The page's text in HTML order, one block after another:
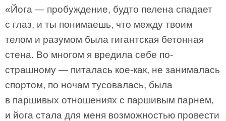
«Йога — пробуждение, будто пелена спадает
с глаз, и ты понимаешь, что между твоим
телом и разумом была гигантская бетонная
стена. Во многом я вредила себе по-
страшному — питалась кое-как, не занималась
спортом, по ночам тусовалась, была
в паршивых отношениях с паршивым парнем,
и йога стала для меня возможностью провести